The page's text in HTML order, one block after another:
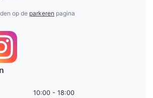
op de parkeren pagina
10:00 - 18:00